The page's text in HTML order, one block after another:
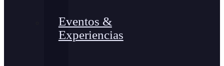
Eventos &
Experiencias